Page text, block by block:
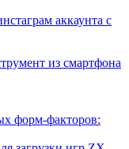
аккаунта с
из смартфона
форм-факторов: